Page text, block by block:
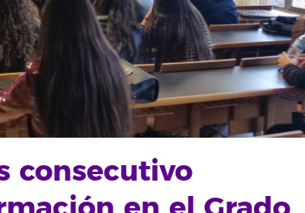
consecutivo